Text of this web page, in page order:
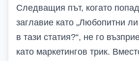
Следващия път, когато
заглавие като „Любопитни
в тази статия?“, не го
като маркетингов трик.